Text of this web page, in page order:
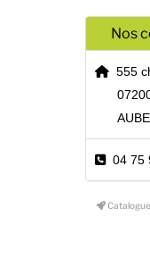
Nos
555
04 75